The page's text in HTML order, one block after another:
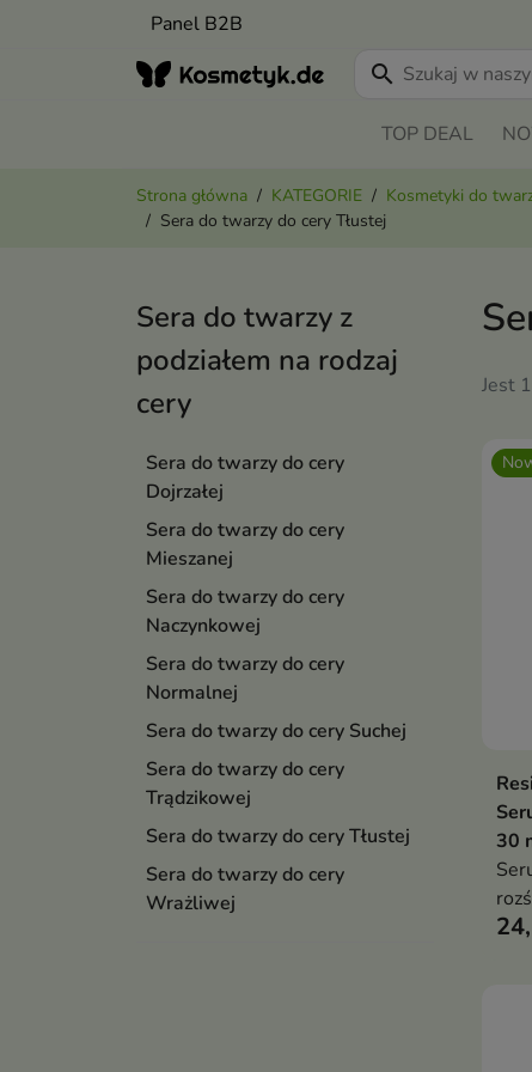
Panel B2B
search
TOP DEAL
Strona główna KATEGORIE Kosmetyki do
Sera do twarzy do cery Tłustej
Sera do twarzy z
podziałem na rodzaj
cery
Sera do twarzy do cery
Dojrzałej
Sera do twarzy do cery
Mieszanej
Sera do twarzy do cery
Naczynkowej
Sera do twarzy do cery
Normalnej
Sera do twarzy do cery Suchej
Sera do twarzy do cery
Trądzikowej
Sera do twarzy do cery Tłustej
Sera do twarzy do cery
Wrażliwej
Jest
30